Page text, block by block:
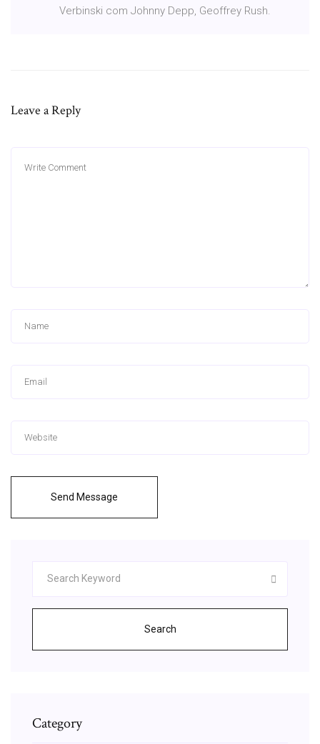
Verbinski com Johnny Depp, Geoffrey Rush.
Leave a Reply
Send Message
Search
Category